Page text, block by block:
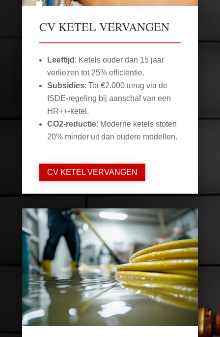
CV KETEL VERVANGEN
Leeftijd : Ketels ouder dan 15 jaar
verliezen tot 25% efficiëntie.
Subsidies: Tot €2.000 terug via de
ISDE-regeling bij aanschaf van een
HR++-ketel.
CO2-reductie: Moderne ketels stoten
20% minder uit dan oudere modellen.
CV KETEL VERVANGEN